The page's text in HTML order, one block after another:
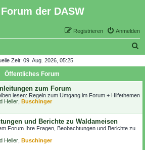
der DASW
Anmelden
Registrieren
h
e
Zeit: 09. Aug. 2026, 05:25
Öffentliches Forum
zum Forum
lesen: Regeln zum Umgang im Forum + Hilfethemen
Heller Buschinger
und Berichte zu Waldameisen
Forum Ihre Fragen, Beobachtungen und Berichte zu
Heller Buschinger